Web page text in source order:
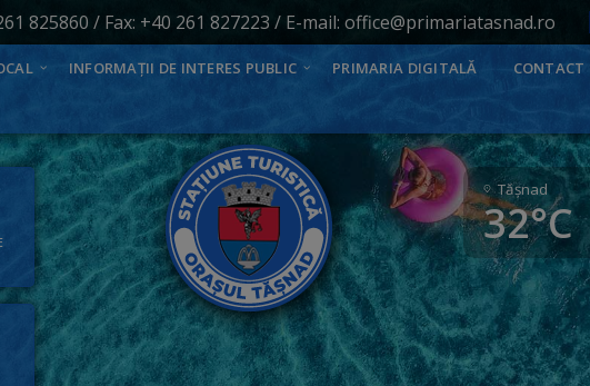
825860 / Fax: +40 261 827223 / E-mail: office@primariatasnad.ro
INFORMAȚII DE INTERES PUBLIC PRIMARIA DIGITALĂ CONTACT
Tăşnad
32°C